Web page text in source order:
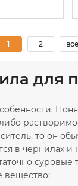
1 2 все
для
то он
в чернилах
вещество: